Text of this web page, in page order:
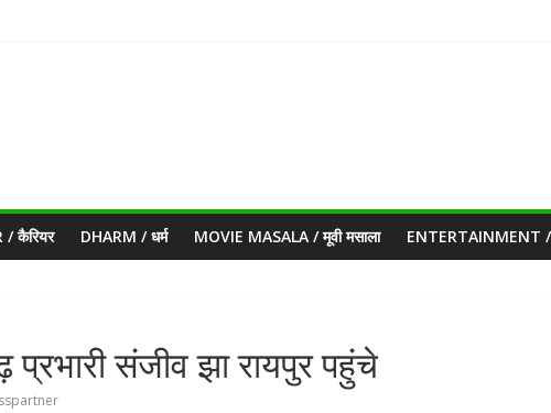
/ कैरियर DHARM / धर्म MOVIE MASALA / मूवी मसाला ENTERTAINMENT /
प्रभारी संजीव झा रायपुर पहुंचे